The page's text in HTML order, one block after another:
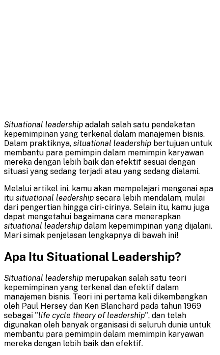
Situational leadership adalah salah satu pendekatan
kepemimpinan yang terkenal dalam manajemen bisnis.
Dalam praktiknya, situational leadership bertujuan untuk
membantu para pemimpin dalam memimpin karyawan
mereka dengan lebih baik dan efektif sesuai dengan
situasi yang sedang terjadi atau yang sedang dialami.
Melalui artikel ini, kamu akan mempelajari mengenai apa
itu situational leadership secara lebih mendalam, mulai
dari pengertian hingga ciri-cirinya. Selain itu, kamu juga
dapat mengetahui bagaimana cara menerapkan
situational leadership dalam kepemimpinan yang dijalani.
Mari simak penjelasan lengkapnya di bawah ini!
Apa Itu Situational Leadership?
Situational leadership merupakan salah satu teori
kepemimpinan yang terkenal dan efektif dalam
manajemen bisnis. Teori ini pertama kali dikembangkan
oleh Paul Hersey dan Ken Blanchard pada tahun 1969
sebagai "life cycle theory of leadership", dan telah
digunakan oleh banyak organisasi di seluruh dunia untuk
membantu para pemimpin dalam memimpin karyawan
mereka dengan lebih baik dan efektif.